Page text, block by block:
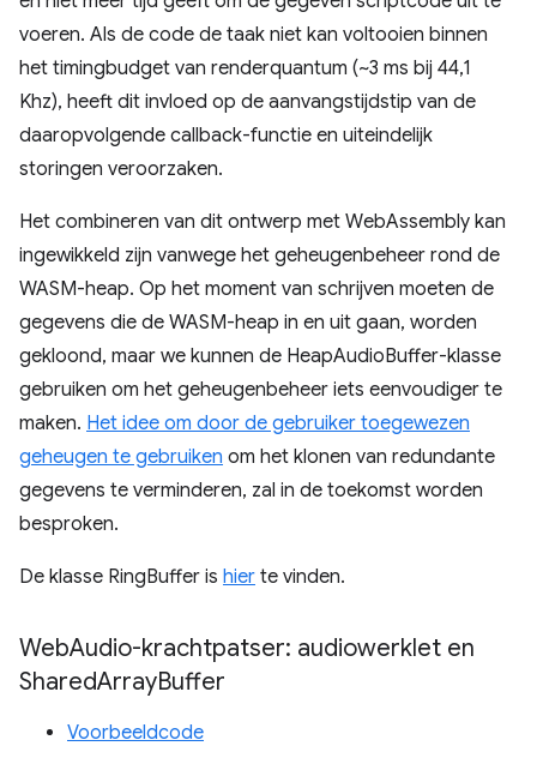
voeren. Als de code de taak niet kan voltooien binnen
het timingbudget van renderquantum (~3 ms bij 44,1
Khz), heeft dit invloed op de aanvangstijdstip van de
daaropvolgende callback-functie en uiteindelijk
storingen veroorzaken.
Het combineren van dit ontwerp met WebAssembly kan
ingewikkeld zijn vanwege het geheugenbeheer rond de
WASM-heap. Op het moment van schrijven moeten de
gegevens die de WASM-heap in en uit gaan, worden
gekloond, maar we kunnen de HeapAudioBuffer-klasse
gebruiken om het geheugenbeheer iets eenvoudiger te
maken. Het idee om door de gebruiker toegewezen
geheugen te gebruiken om het klonen van redundante
gegevens te verminderen, zal in de toekomst worden
besproken.
De klasse RingBuffer is hier te vinden.
WebAudio-krachtpatser: audiowerklet en
SharedArrayBuffer
Voorbeeldcode